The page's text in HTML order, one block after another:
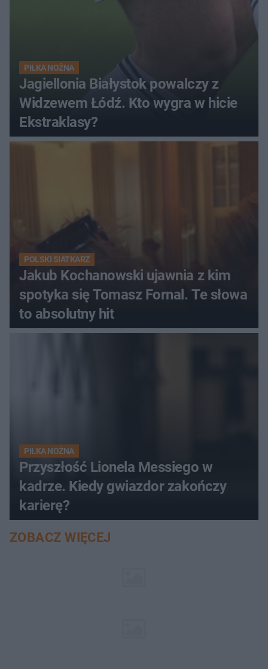
PIŁKA NOŻNA
Jagiellonia Białystok powalczy z
Widzewem Łódź. Kto wygra w hicie
Ekstraklasy?
POLSKI SIATKARZ
Jakub Kochanowski ujawnia z kim
spotyka się Tomasz Fornal. Te słowa
to absolutny hit
PIŁKA NOŻNA
Przyszłość Lionela Messiego w
kadrze. Kiedy gwiazdor zakończy
karierę?
ZOBACZ WIĘCEJ